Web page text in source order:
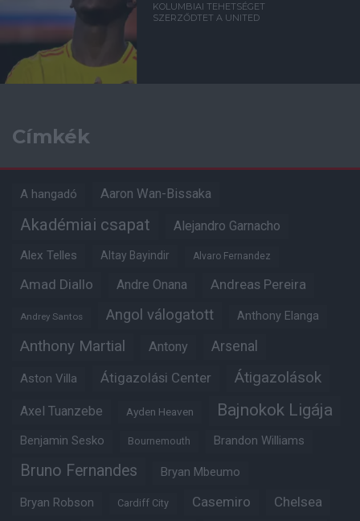
KOLUMBIAI TEHETSÉGET
SZERZŐDTET A UNITED
Címkék
A hangadó Aaron Wan-Bissaka
Akadémiai csapat Alejandro Garnacho
Alex Telles Altay Bayindir Alvaro Fernandez
Amad Diallo Andre Onana Andreas Pereira
Andrey Santos Angol válogatott Anthony Elanga
Anthony Martial Antony Arsenal
Aston Villa Átigazolási Center Átigazolások
Axel Tuanzebe Ayden Heaven Bajnokok Ligája
Benjamin Sesko Bournemouth Brandon Williams
Bruno Fernandes Bryan Mbeumo
Bryan Robson Cardiff City Casemiro Chelsea